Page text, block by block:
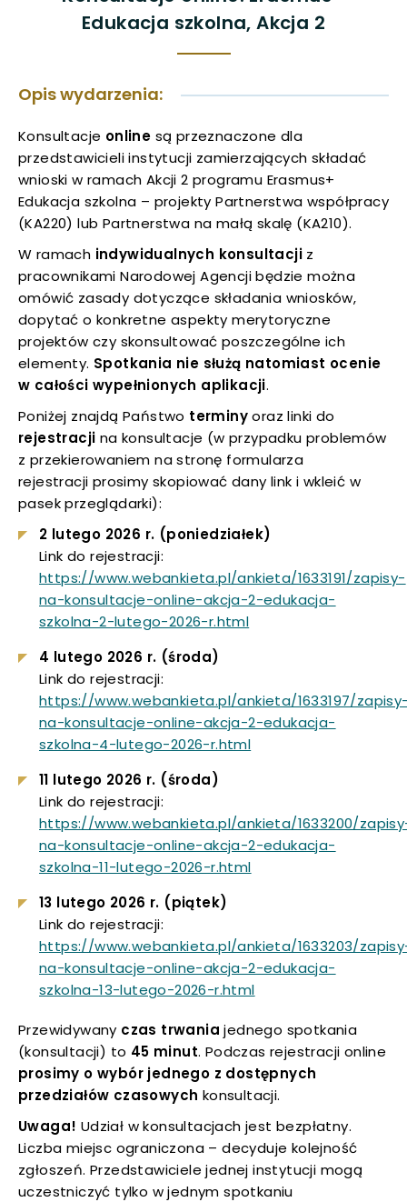
uwaga, link otwiera się w nowej karcie
uwaga, link otwiera się w nowej karcie
uwaga, link otwiera się w nowej karcie
uwaga, link otwiera się w nowej karcie
uwaga, link otwiera się w nowej karcie
uwaga, link otwiera się w nowej karcie
uwaga, link otwiera się w nowej karcie
uwaga, link otwiera się w nowej karcie
uwaga, link otwiera się w nowej karcie
uwaga, link otwiera się w nowej karcie
uwaga, link otwiera się w nowej karcie
uwaga, link otwiera się w nowej karcie
uwaga, link otwiera się w nowej karcie
uwaga, link otwiera się w nowej karcie
uwaga, link otwiera się w nowej karcie
uwaga, link otwiera się w nowej karcie
uwaga, link otwiera się w nowej karcie
uwaga, link otwiera się w nowej karcie
uwaga, link otwiera się w nowej karcie
uwaga, link otwiera się w nowej karcie
Edukacja szkolna, Akcja 2
Opis wydarzenia:
Konsultacje online są przeznaczone dla
przedstawicieli instytucji zamierzających składać
wnioski w ramach Akcji 2 programu Erasmus+
Edukacja szkolna – projekty Partnerstwa współpracy
(KA220) lub Partnerstwa na małą skalę (KA210).
W ramach indywidualnych konsultacji z
pracownikami Narodowej Agencji będzie można
omówić zasady dotyczące składania wniosków,
dopytać o konkretne aspekty merytoryczne
projektów czy skonsultować poszczególne ich
elementy. Spotkania nie służą natomiast ocenie
w całości wypełnionych aplikacji.
Poniżej znajdą Państwo terminyoraz linki do
rejestracji na konsultacje (w przypadku problemów
z przekierowaniem na stronę formularza
rejestracji prosimy skopiować dany link i wkleić w
pasek przeglądarki):
2 lutego 2026 r. (poniedziałek)
Link do rejestracji:
https://www.webankieta.pl/ankieta/1633191/zapisy-
na-konsultacje-online-akcja-2-edukacja-
szkolna-2-lutego-2026-r.htmluwaga,
w
nowej
karcie
4 lutego 2026 r. (środa)
Link do rejestracji:
https://www.webankieta.pl/ankieta/1633197/
na-konsultacje-online-akcja-2-edukacja-
szkolna-4-lutego-2026-r.htmluwaga,
w
nowej
karcie
11 lutego 2026 r. (środa)
Link do rejestracji:
https://www.webankieta.pl/ankieta/1633200/
na-konsultacje-online-akcja-2-edukacja-
szkolna-11-lutego-2026-r.htmluwaga,
w
nowej
karcie
13 lutego 2026 r. (piątek)
Link do rejestracji:
https://www.webankieta.pl/ankieta/1633203/
na-konsultacje-online-akcja-2-edukacja-
szkolna-13-lutego-2026-r.htmluwaga,
otwiera
się
w
nowej
karcie
Przewidywany czas trwania jednego spotkania
(konsultacji) to 45 minut. Podczas rejestracji online
prosimy o wybór jednego z dostępnych
przedziałów czasowych konsultacji.
Uwaga! Udział w konsultacjach jest bezpłatny.
Liczba miejsc ograniczona – decyduje kolejność
zgłoszeń. Przedstawiciele jednej instytucji mogą
uczestniczyć tylko w jednym spotkaniu